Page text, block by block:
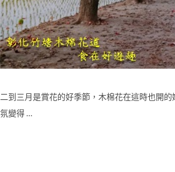
二到三月是賞花的好季節，木棉花在這時也開
氛變得 …